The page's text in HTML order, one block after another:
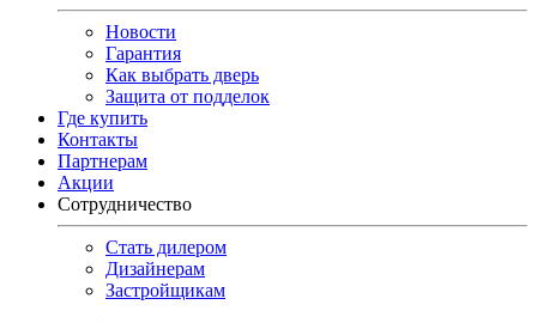
Новости
Гарантия
Как выбрать дверь
Защита от подделок
Где купить
Контакты
Партнерам
Акции
Сотрудничество
Стать дилером
Дизайнерам
Застройщикам